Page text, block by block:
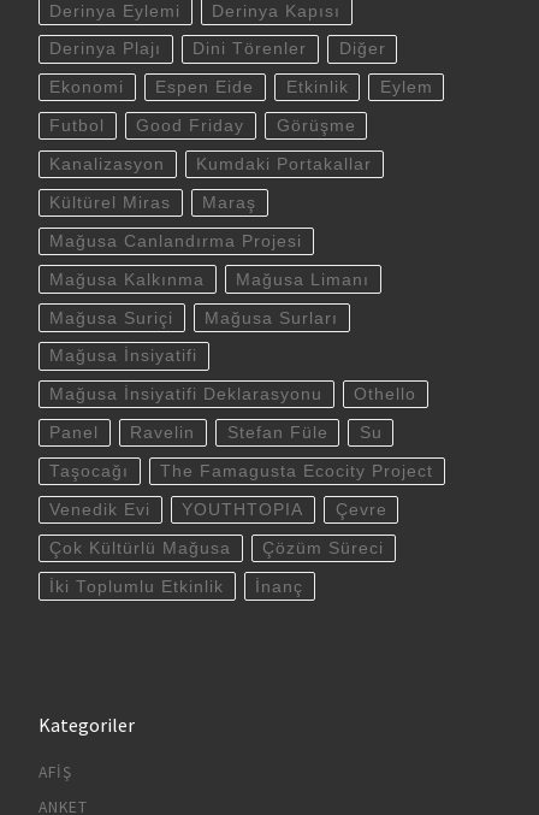
Derinya Eylemi Derinya Kapısı
Derinya Plajı Dini Törenler Diğer
Ekonomi Espen Eide Etkinlik Eylem
Futbol Good Friday Görüşme
Kanalizasyon Kumdaki Portakallar
Kültürel Miras Maraş
Mağusa Canlandırma Projesi
Mağusa Kalkınma Mağusa Limanı
Mağusa Suriçi Mağusa Surları
Mağusa İnsiyatifi
Mağusa İnsiyatifi Deklarasyonu Othello
Panel Ravelin Stefan Füle Su
Taşocağı The Famagusta Ecocity Project
Venedik Evi YOUTHTOPIA Çevre
Çok Kültürlü Mağusa Çözüm Süreci
İki Toplumlu Etkinlik İnanç
Kategoriler
AFIŞ
ANKET